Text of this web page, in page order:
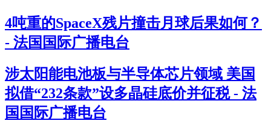
4吨重的SpaceX残片撞击月球后果如何？
- 法国国际广播电台
涉太阳能电池板与半导体芯片领域 美国
拟借“232条款”设多晶硅底价并征税 - 法
国国际广播电台